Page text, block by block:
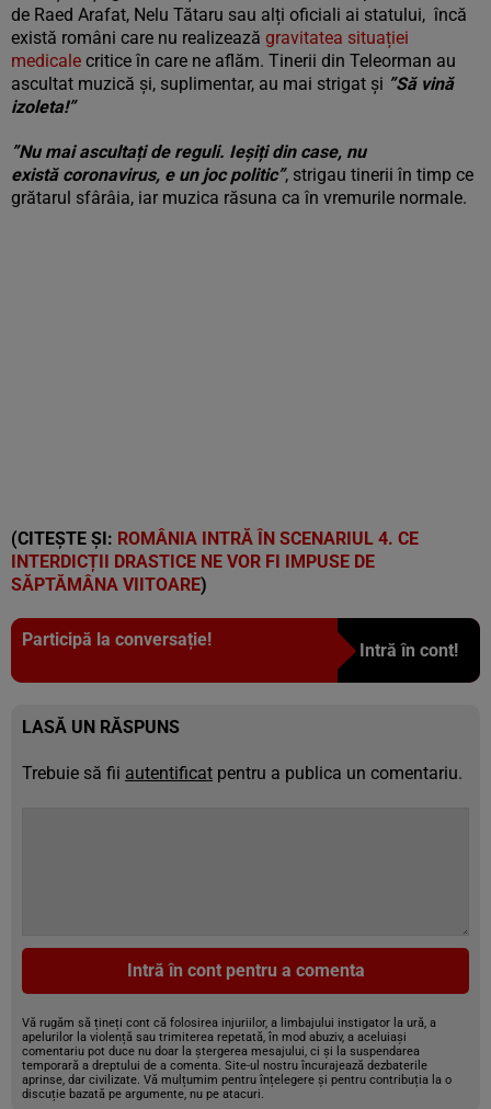
de Raed Arafat, Nelu Tătaru sau alți oficiali ai statului, încă
există români care nu realizează gravitatea situației
medicale critice în care ne aflăm. Tinerii din Teleorman au
ascultat muzică și, suplimentar, au mai strigat și ”Să vină
izoleta!”
”Nu mai ascultați de reguli. Ieșiți din case, nu
există coronavirus, e un joc politic”, strigau tinerii în timp ce
grătarul sfârâia, iar muzica răsuna ca în vremurile normale.
(CITEȘTE ȘI: ROMÂNIA INTRĂ ÎN SCENARIUL 4. CE
INTERDICȚII DRASTICE NE VOR FI IMPUSE DE
SĂPTĂMÂNA VIITOARE)
Participă la conversație!
Intră în cont!
LASĂ UN RĂSPUNS
Trebuie să fii autentificat pentru a publica un comentariu.
Intră în cont pentru a comenta
Vă rugăm să țineți cont că folosirea injuriilor, a limbajului instigator la ură, a
apelurilor la violență sau trimiterea repetată, în mod abuziv, a aceluiași
comentariu pot duce nu doar la ștergerea mesajului, ci și la suspendarea
temporară a dreptului de a comenta. Site-ul nostru încurajează dezbaterile
aprinse, dar civilizate. Vă mulțumim pentru înțelegere și pentru contribuția la o
discuție bazată pe argumente, nu pe atacuri.